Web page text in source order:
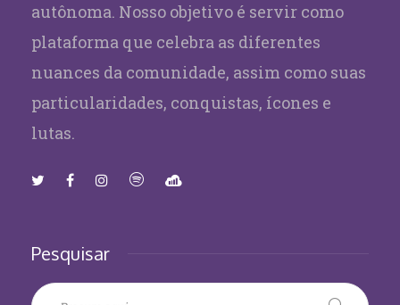
autônoma. Nosso objetivo é servir como
plataforma que celebra as diferentes
nuances da comunidade, assim como suas
particularidades, conquistas, ícones e
lutas.
Pesquisar